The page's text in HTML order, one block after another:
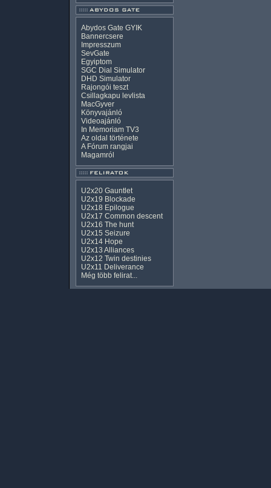
Abydos Gate GYIK
Bannercsere
Impresszum
SevGate
Egyiptom
SGC Dial Simulator
DHD Simulator
Rajongói teszt
Csillagkapu levlista
MacGyver
Könyvajánló
Videoajánló
In Memoriam TV3
Az oldal története
A Fórum rangjai
Magamról
U2x20 Gauntlet
U2x19 Blockade
U2x18 Epilogue
U2x17 Common descent
U2x16 The hunt
U2x15 Seizure
U2x14 Hope
U2x13 Alliances
U2x12 Twin destinies
U2x11 Deliverance
Még több felirat...